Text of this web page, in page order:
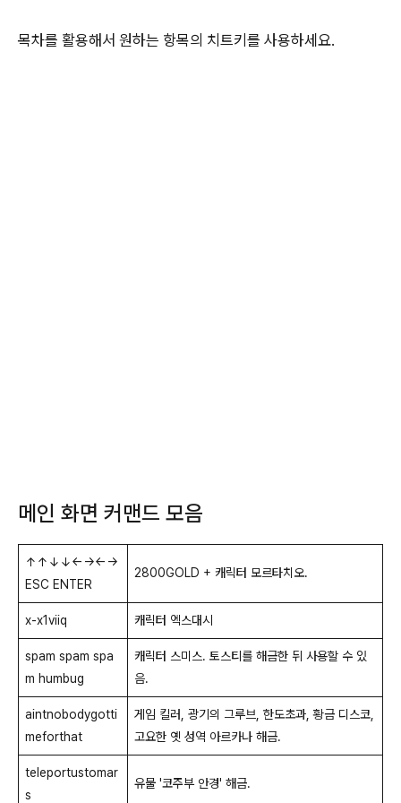
목차를 활용해서 원하는 항목의 치트키를 사용하세요.
메인 화면 커맨드 모음
↑↑↓↓←→←→
ESC ENTER
2800GOLD + 캐릭터 모르타치오.
x-x1viiq 캐릭터 엑스대시
spam spam spa
m humbug
캐릭터 스미스. 토스티를 해금한 뒤 사용할 수 있
음.
aintnobodygotti
meforthat
게임 킬러, 광기의 그루브, 한도초과, 황금 디스코,
고요한 옛 성역 아르카나 해금.
teleportustomar
s
유물 '코주부 안경' 해금.